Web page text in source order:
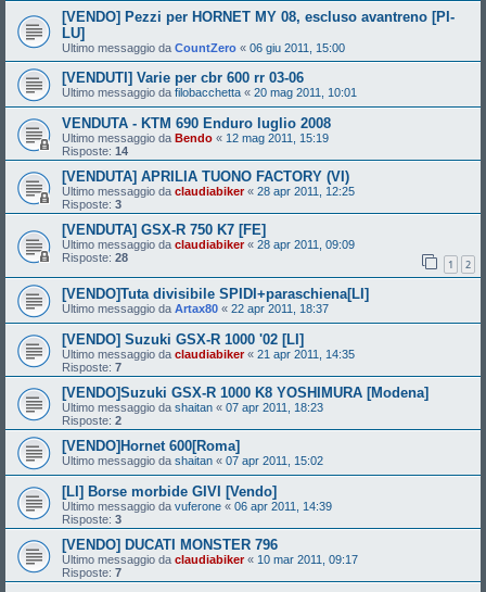
[VENDO] Pezzi per HORNET MY 08, escluso avantreno [PI-
LU]
Ultimo messaggio da CountZero « 06 giu 2011, 15:00
[VENDUTI] Varie per cbr 600 rr 03-06
Ultimo messaggio da filobacchetta « 20 mag 2011, 10:01
VENDUTA - KTM 690 Enduro luglio 2008
Ultimo messaggio da Bendo « 12 mag 2011, 15:19
Risposte: 14
[VENDUTA] APRILIA TUONO FACTORY (VI)
Ultimo messaggio da claudiabiker« 28 apr 2011, 12:25
Risposte: 3
[VENDUTA] GSX-R 750 K7 [FE]
Ultimo messaggio da claudiabiker« 28 apr 2011, 09:09
Risposte: 28 1 2
[VENDO]Tuta divisibile SPIDI+paraschiena[LI]
Ultimo messaggio da Artax80 « 22 apr 2011, 18:37
[VENDO] Suzuki GSX-R 1000 '02 [LI]
Ultimo messaggio da claudiabiker« 21 apr 2011, 14:35
Risposte: 7
[VENDO]Suzuki GSX-R 1000 K8 YOSHIMURA [Modena]
Ultimo messaggio da shaitan « 07 apr 2011, 18:23
Risposte: 2
[VENDO]Hornet 600[Roma]
Ultimo messaggio da shaitan « 07 apr 2011, 15:02
[LI] Borse morbide GIVI [Vendo]
Ultimo messaggio da vuferone « 06 apr 2011, 14:39
Risposte: 3
[VENDO] DUCATI MONSTER 796
Ultimo messaggio da claudiabiker« 10 mar 2011, 09:17
Risposte: 7